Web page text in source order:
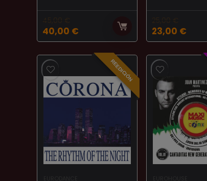
45,00 €
El
precio
era:
45,00 €.
40,00 €
precio
actual
40,00 €.
25,00 €
El
precio
era:
25,00 €.
23,00 €
REEDICIÓN